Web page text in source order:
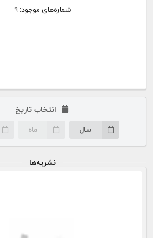
شماره‌های موجود: 9
انتخاب تاریخ
سال ماه
نشریه‌ها